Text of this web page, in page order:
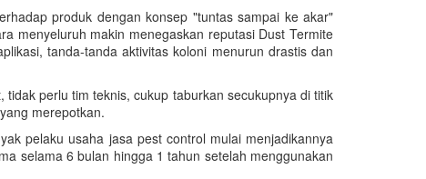
produk dengan konsep "tuntas sampai ke akar"
menyeluruh makin menegaskan reputasi Dust Termite
tanda-tanda aktivitas koloni menurun drastis dan
perlu tim teknis, cukup taburkan secukupnya di titik
merepotkan.
pelaku usaha jasa pest control mulai menjadikannya
selama 6 bulan hingga 1 tahun setelah menggunakan